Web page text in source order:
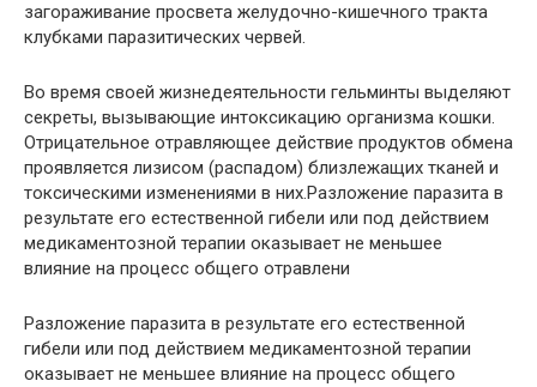
загораживание просвета желудочно-кишечного тракта
клубками паразитических червей.
Во время своей жизнедеятельности гельминты выделяют
секреты, вызывающие интоксикацию организма кошки.
Отрицательное отравляющее действие продуктов обмена
проявляется лизисом (распадом) близлежащих тканей и
токсическими изменениями в них.Разложение паразита в
результате его естественной гибели или под действием
медикаментозной терапии оказывает не меньшее
влияние на процесс общего отравлени
Разложение паразита в результате его естественной
гибели или под действием медикаментозной терапии
оказывает не меньшее влияние на процесс общего